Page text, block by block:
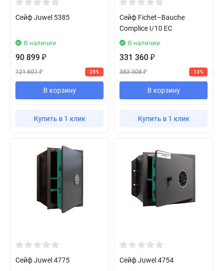
Сейф Juwel 5385
В наличии
90 899 ₽
121 601₽ 25%
В корзину
Купить в 1 клик
Сейф Fichet–Bauche
Complice I/10 EC
В наличии
331 360 ₽
383 308₽ 13%
В корзину
Купить в 1 клик
Сейф Juwel 4775 Сейф Juwel 4754